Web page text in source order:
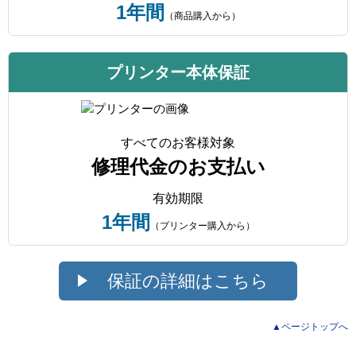
1年間 （商品購入から）
プリンター本体保証
すべてのお客様対象
修理代金のお支払い
有効期限
1年間 （プリンター購入から）
保証の詳細はこちら
▲ページトップへ